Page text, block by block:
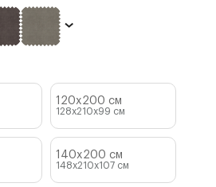
120x200 см
128x210x99 см
140x200 см
148x210x107см